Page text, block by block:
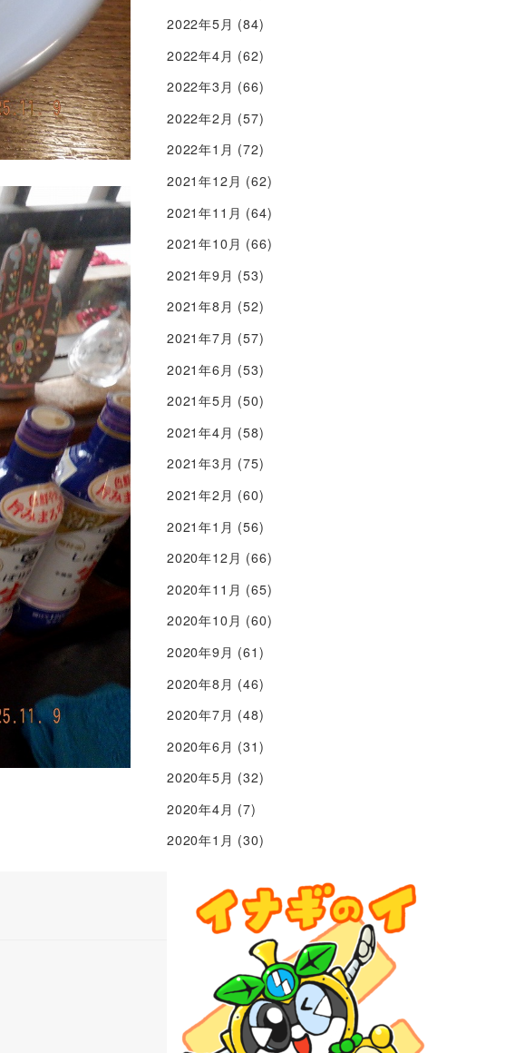
2022年5月 (84)
2022年4月 (62)
2022年3月 (66)
2022年2月 (57)
2022年1月 (72)
2021年12月 (62)
2021年11月 (64)
2021年10月 (66)
2021年9月 (53)
2021年8月 (52)
2021年7月 (57)
2021年6月 (53)
2021年5月 (50)
2021年4月 (58)
2021年3月 (75)
2021年2月 (60)
2021年1月 (56)
2020年12月 (66)
2020年11月 (65)
2020年10月 (60)
2020年9月 (61)
2020年8月 (46)
2020年7月 (48)
2020年6月 (31)
2020年5月 (32)
2020年4月 (7)
2020年1月 (30)